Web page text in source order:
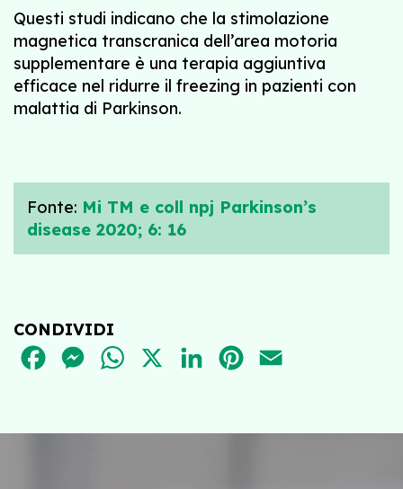
Questi studi indicano che la stimolazione
magnetica transcranica dell’area motoria
supplementare è una terapia aggiuntiva
efficace nel ridurre il freezing in pazienti con
malattia di Parkinson.
Fonte: Mi TM e coll npj Parkinson’s
disease 2020; 6: 16
CONDIVIDI
FACEBOOKMESSENGER
WHATSAPPLINKEDINPINTEREST